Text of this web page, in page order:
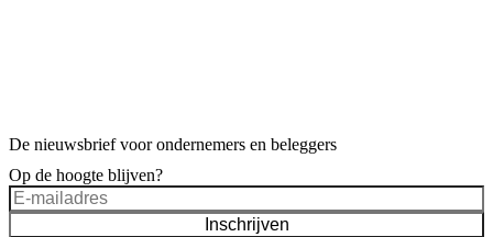
De nieuwsbrief voor ondernemers en beleggers
Op de hoogte blijven?
Inschrijven